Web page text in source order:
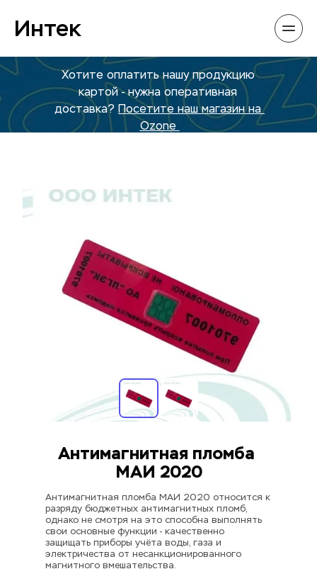
Интек
Хотите оплатить нашу продукцию
картой - нужна оперативная
доставка?
Посетите наш магазин на
Ozone
Антимагнитная пломба
МАИ 2020
Антимагнитная пломба МАИ 2020 относится к
разряду бюджетных антимагнитных пломб,
однако не смотря на это способна выполнять
свои основные функции - качественно
защищать приборы учёта воды, газа и
электричества от несанкционированного
магнитного вмешательства.